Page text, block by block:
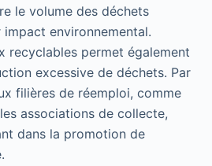
le volume des déchets
environnemental.
recyclables permet également
excessive de déchets. Par
filières de réemploi, comme
associations de collecte,
dans la promotion de